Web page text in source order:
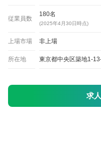
従業員数
180名
(2025年4月30日時点)
上場市場 非上場
所在地 東京都中央区築地1-
求